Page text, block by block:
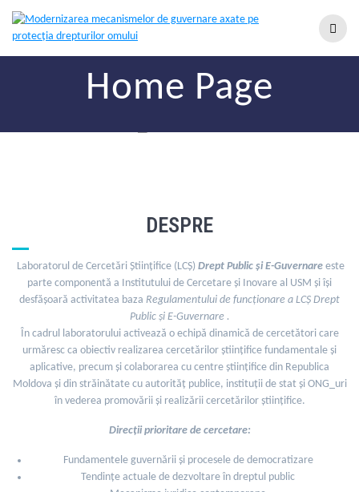
Home Page
DESPRE
Laboratorul de Cercetări Științifice (LCȘ) Drept Public și E-Guvernare este
parte componentă a Institutului de Cercetare și Inovare al USM și își
desfășoară activitatea baza Regulamentului de funcționare a LCȘ Drept
Public și E-Guvernare .
În cadrul laboratorului activează o echipă dinamică de cercetători care
urmăresc ca obiectiv realizarea cercetărilor științifice fundamentale și
aplicative, precum și colaborarea cu centre științifice din Republica
Moldova și din străinătate cu autorităț publice, instituții de stat și ONG_uri
în vederea promovării și realizării cercetărilor științifice.
Direcții prioritare de cercetare:
Fundamentele guvernării și procesele de democratizare
Tendințe actuale de dezvoltare în dreptul public